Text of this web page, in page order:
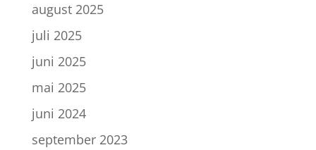
august 2025
juli 2025
juni 2025
mai 2025
juni 2024
september 2023